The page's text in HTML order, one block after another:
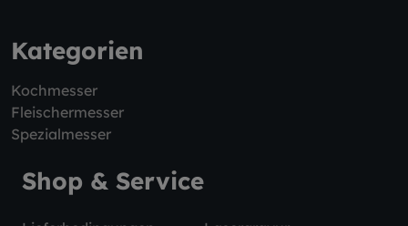
Kategorien
Kochmesser
Fleischermesser
Spezialmesser
Shop & Service